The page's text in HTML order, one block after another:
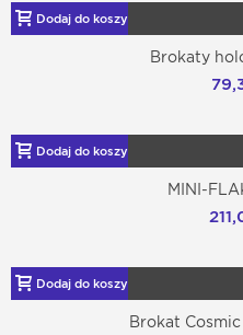
Dodaj do koszyka
Brokaty
Dodaj do koszyka
MINI-
Dodaj do koszyka
Brokat Cosmic